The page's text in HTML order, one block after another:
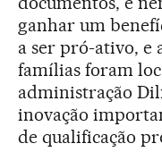
ganhar um
a ser pró-ativo, e
famílias foram
administração
inovação
de qualificação